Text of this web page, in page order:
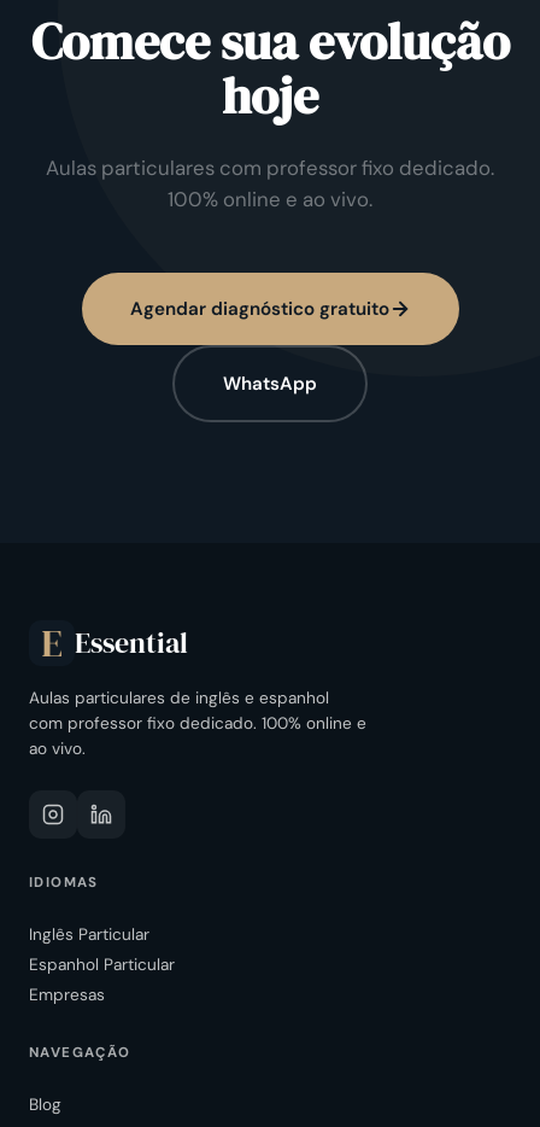
Comece sua evolução
hoje
Aulas particulares com professor fixo dedicado.
100% online e ao vivo.
Agendar diagnóstico gratuito
WhatsApp
E Essential
Aulas particulares de inglês e espanhol
com professor fixo dedicado. 100% online e
ao vivo.
IDIOMAS
Inglês Particular
Espanhol Particular
Empresas
NAVEGAÇÃO
Blog